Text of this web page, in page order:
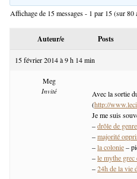
Affichage de 15 messages - 1 par 15 (sur 80
Auteur/e Posts
15 février 2014 à 9 h 14 min
Meg
Invité
Avec la sortie
(http://
Je me suis
–drôle de genre
–majorité
–la colonie–
–le mythe grec
–24h de la vie